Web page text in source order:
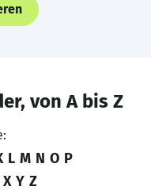
von A bis Z
L M N O P
X Y Z